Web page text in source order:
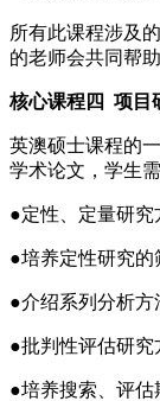
所有此课程涉及
的老师会共同帮
核心课程四 项目
英澳硕士课程的
学术论文，学生
●定性、定量研究
●培养定性研究
●介绍系列分析方
●批判性评估研究
●培养搜索、评